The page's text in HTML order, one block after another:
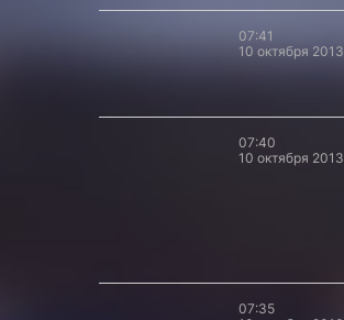
07:41
10 октября 2013
07:40
10 октября 2013
07:35